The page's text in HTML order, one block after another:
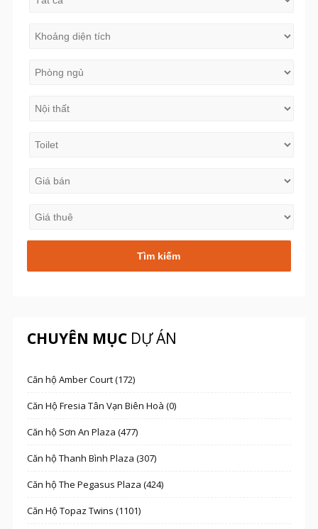
CHUYÊN MỤCDỰ ÁN
Căn hộ Amber Court (172)
Căn Hộ Fresia Tân Vạn Biên Hoà (0)
Căn hộ Sơn An Plaza (477)
Căn hộ Thanh Bình Plaza (307)
Căn hộ The Pegasus Plaza (424)
Căn Hộ Topaz Twins (1101)